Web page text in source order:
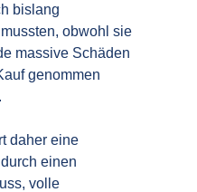
bislang
obwohl sie
massive Schäden
genommen
daher eine
einen
volle